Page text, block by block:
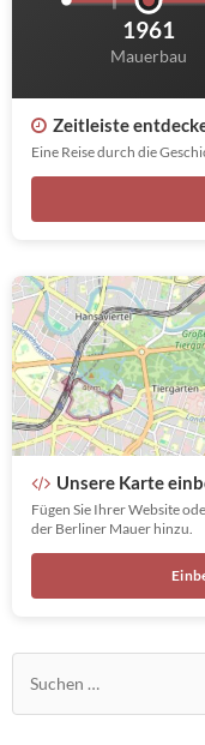
1961
Mauerbau
Zeitleiste
Eine Reise durch die
Unsere Karte
Fügen Sie Ihrer Website
der Berliner Mauer hinzu.